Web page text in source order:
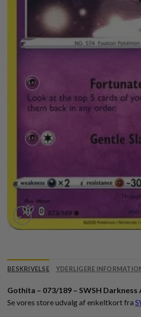
BESKRIVELSE YDERLIGERE
Gothita – 073/189 – SWSH Darkness
Se vores store udvalg af enkeltkort fra